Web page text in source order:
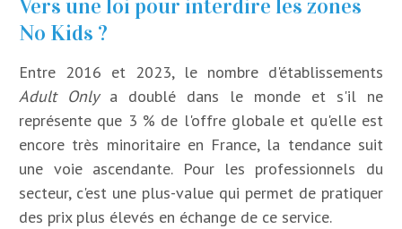
Vers une loi pour interdire les zones
No Kids ?
Entre 2016 et 2023, le nombre d'établissements
Adult Onlya doublé dans le monde et s'il ne
représente que 3 % de l'offre globale et qu'elle est
encore très minoritaire en France, la tendance suit
une voie ascendante. Pour les professionnels du
secteur, c'est une plus-value qui permet de pratiquer
des prix plus élevés en échange de ce service.